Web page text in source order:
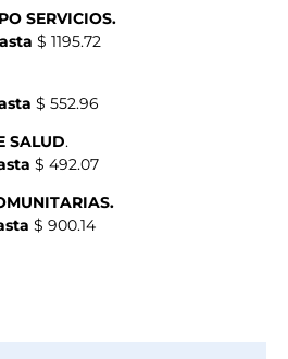
SERVICIOS.
$ 1195.72
$ 552.96
SALUD.
$ 492.07
$ 900.14